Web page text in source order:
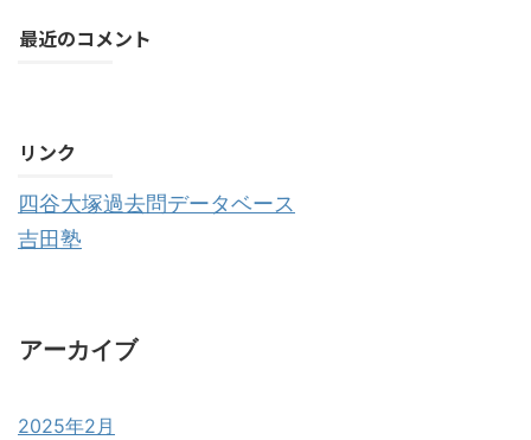
最近のコメント
リンク
四谷大塚過去問データベース
吉田塾
アーカイブ
2025年2月